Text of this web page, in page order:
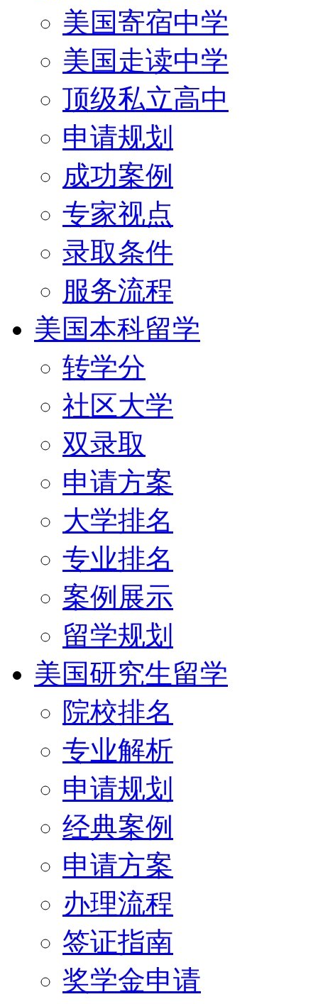
美国寄宿中学
美国走读中学
顶级私立高中
申请规划
成功案例
专家视点
录取条件
服务流程
美国本科留学
转学分
社区大学
双录取
申请方案
大学排名
专业排名
案例展示
留学规划
美国研究生留学
院校排名
专业解析
申请规划
经典案例
申请方案
办理流程
签证指南
奖学金申请